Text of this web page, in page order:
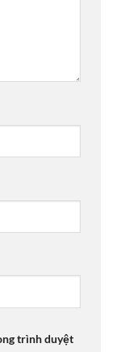
trình duyệt